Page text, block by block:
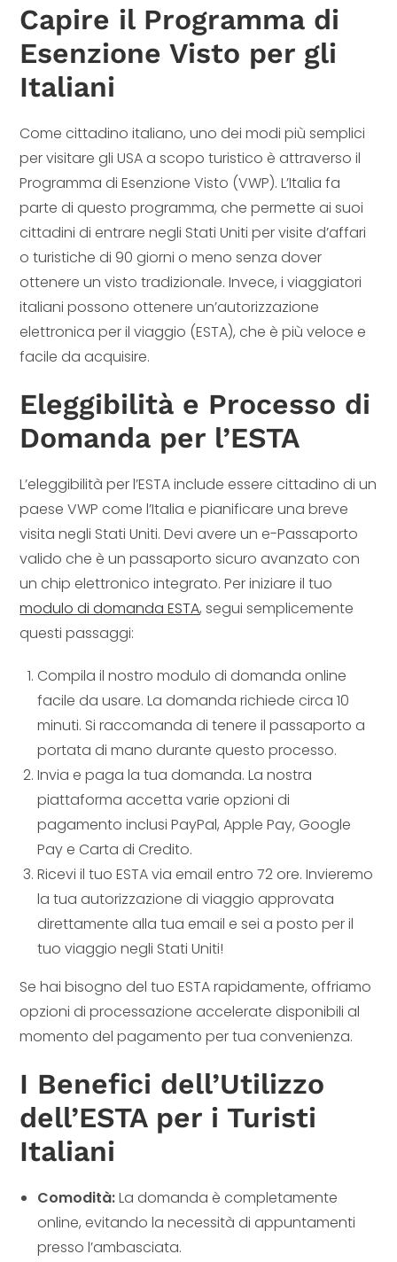
Capire il Programma di
Esenzione Visto per gli
Italiani
Come cittadino italiano, uno dei modi più semplici
per visitare gli USA a scopo turistico è attraverso il
Programma di Esenzione Visto (VWP). L’Italia fa
parte di questo programma, che permette ai suoi
cittadini di entrare negli Stati Uniti per visite d’affari
o turistiche di 90 giorni o meno senza dover
ottenere un visto tradizionale. Invece, i viaggiatori
italiani possono ottenere un’autorizzazione
elettronica per il viaggio (ESTA), che è più veloce e
facile da acquisire.
Eleggibilità e Processo di
Domanda per l’ESTA
L’eleggibilità per l’ESTA include essere cittadino di un
paese VWP come l’Italia e pianificare una breve
visita negli Stati Uniti. Devi avere un e-Passaporto
valido che è un passaporto sicuro avanzato con
un chip elettronico integrato. Per iniziare il tuo
modulo di domanda ESTA, segui semplicemente
questi passaggi:
Compila il nostro modulo di domanda online
facile da usare. La domanda richiede circa 10
minuti. Si raccomanda di tenere il passaporto a
portata di mano durante questo processo.
Invia e paga la tua domanda. La nostra
piattaforma accetta varie opzioni di
pagamento inclusi PayPal, Apple Pay, Google
Pay e Carta di Credito.
Ricevi il tuo ESTA via email entro 72 ore. Invieremo
la tua autorizzazione di viaggio approvata
direttamente alla tua email e sei a posto per il
tuo viaggio negli Stati Uniti!
Se hai bisogno del tuo ESTA rapidamente, offriamo
opzioni di processazione accelerate disponibili al
momento del pagamento per tua convenienza.
I Benefici dell’Utilizzo
dell’ESTA per i Turisti
Italiani
Comodità:La domanda è completamente
online, evitando la necessità di appuntamenti
presso l’ambasciata.